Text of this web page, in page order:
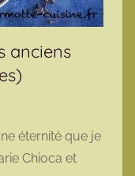
anciens
éternité que je
Chioca et